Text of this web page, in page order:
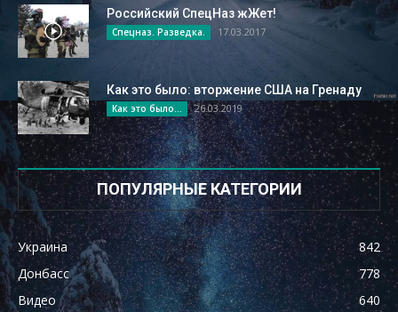
Российский СпецНаз жЖет!
Спецназ. Разведка. 17.03.2017
Как это было: вторжение США на Гренаду
Как это было... 26.03.2019
ПОПУЛЯРНЫЕ КАТЕГОРИИ
Украина
842
Донбасс
778
Видео
640